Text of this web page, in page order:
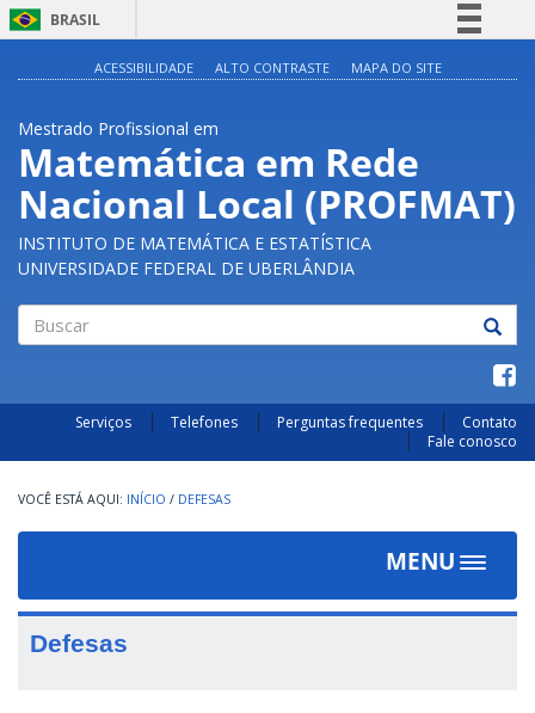
BRASIL
Acesso à informação
Legislação
Canais
ACESSIBILIDADE ALTO CONTRASTE MAPA DO SITE
Mestrado Profissional em
Matemática em Rede
Nacional Local (PROFMAT)
INSTITUTO DE MATEMÁTICA E ESTATÍSTICA
UNIVERSIDADE FEDERAL DE UBERLÂNDIA
Serviços Telefones Perguntas frequentes
Contato
Fale conosco
INÍCIO / DEFESAS
MENU
Toggle
Defesas